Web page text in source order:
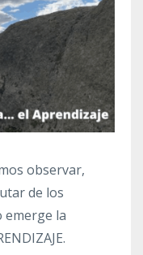
observar,
de los
emerge la